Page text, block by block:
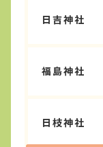
日吉神社
福島神社
日枝神社